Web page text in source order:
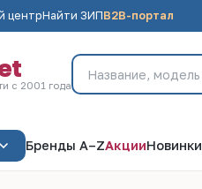
центрНайти ЗИПB2B-портал
с 2001 года
Бренды A–ZАкцииНовинки